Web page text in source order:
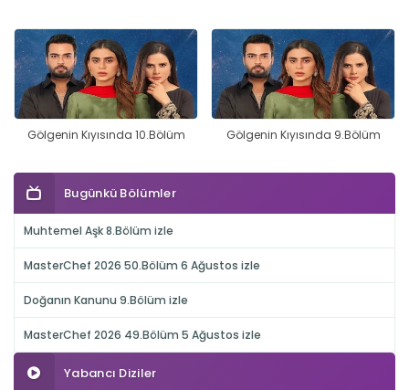
Gölgenin Kıyısında 10.Bölüm Gölgenin Kıyısında 9.Bölüm
Bugünkü Bölümler
Muhtemel Aşk 8.Bölüm izle
MasterChef 2026 50.Bölüm 6 Ağustos izle
Doğanın Kanunu 9.Bölüm izle
MasterChef 2026 49.Bölüm 5 Ağustos izle
Yabancı Diziler